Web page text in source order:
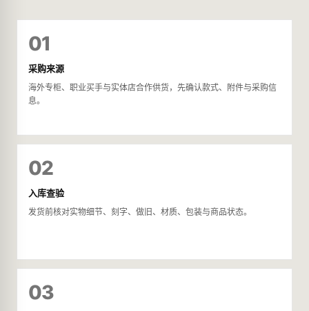
01
采购来源
海外专柜、职业买手与实体店合作供货，先确认款式、附件与采购信
息。
02
入库查验
发货前核对实物细节、刻字、做旧、材质、包装与商品状态。
03